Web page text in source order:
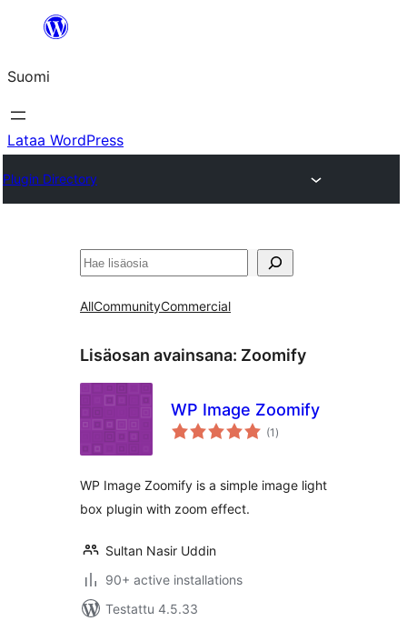
Suomi
Lataa WordPress
Plugin Directory
Etsi
AllCommunityCommercial
Lisäosan avainsana: Zoomify
WP Image Zoomify
(1 arvosanat
yhteensä
)
WP Image Zoomify is a simple image light
box plugin with zoom effect.
Sultan Nasir Uddin
90+ active installations
Testattu 4.5.33